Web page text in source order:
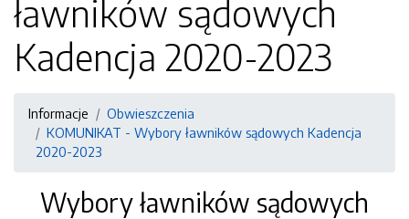
ławników sądowych
Kadencja 2020-2023
Informacje
Obwieszczenia
KOMUNIKAT - Wybory ławników sądowych Kadencja
2020-2023
Wybory ławników sądowych